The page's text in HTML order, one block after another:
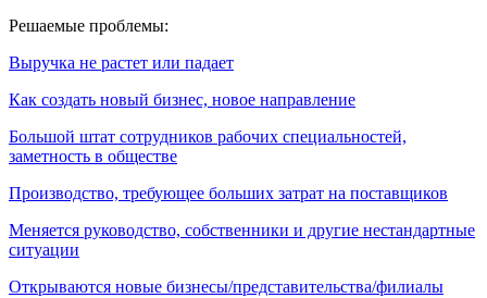
Решаемые проблемы:
Выручка не растет или падает
Как создать новый бизнес, новое направление
Большой штат сотрудников рабочих специальностей,
заметность в обществе
Производство, требующее больших затрат на поставщиков
Меняется руководство, собственники и другие нестандартные
ситуации
Открываются новые бизнесы/представительства/филиалы